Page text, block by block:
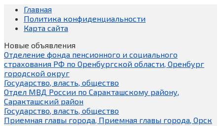
Главная
Политика конфиденциальности
Карта сайта
Новые объявления
Отделение фонда пенсионного и социального
страхования РФ по Оренбургской области, Оренбург
городской округ
Государство, власть, общество
Отдел МВД России по Саракташскому району,
Саракташский район
Государство, власть, общество
Приемная главы города, Приемная главы города, Орск